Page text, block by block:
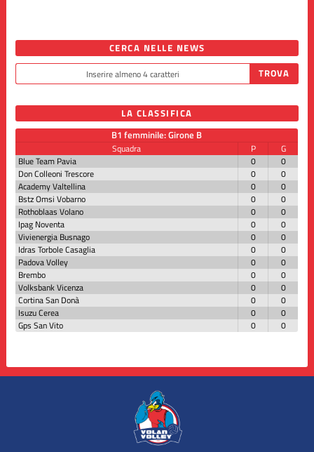
CERCA NELLE NEWS
LA CLASSIFICA
B1 femminile: Girone B
Squadra P
G
Blue Team Pavia
0
0
Don Colleoni Trescore
0
0
Academy Valtellina
0
0
Bstz Omsi Vobarno
0
0
Rothoblaas Volano
0
0
Ipag Noventa
0
0
Vivienergia Busnago
0
0
Idras Torbole Casaglia
0
0
Padova Volley
0
0
Brembo
0
0
Volksbank Vicenza
0
0
Cortina San Donà
0
0
Isuzu Cerea
0
0
Gps San Vito
0 0